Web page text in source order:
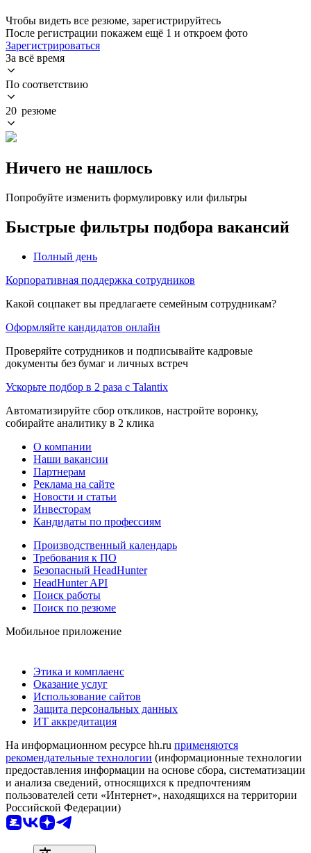
Чтобы видеть все резюме, зарегистрируйтесь
После регистрации покажем ещё 1 и откроем фото
Зарегистрироваться
За всё время
По соответствию
20 резюме
Ничего не нашлось
Попробуйте изменить формулировку или фильтры
Быстрые фильтры подбора вакансий
Полный день
Корпоративная поддержка сотрудников
Какой соцпакет вы предлагаете семейным сотрудникам?
Оформляйте кандидатов онлайн
Проверяйте сотрудников и подписывайте кадровые
документы без бумаг и личных встреч
Ускорьте подбор в 2 раза с Talantix
Автоматизируйте сбор откликов, настройте воронку,
собирайте аналитику в 2 клика
О компании
Наши вакансии
Партнерам
Реклама на сайте
Новости и статьи
Инвесторам
Кандидаты по профессиям
Производственный календарь
Требования к ПО
Безопасный HeadHunter
HeadHunter API
Поиск работы
Поиск по резюме
Мобильное приложение
Этика и комплаенс
Оказание услуг
Использование сайтов
Защита персональных данных
ИТ аккредитация
На информационном ресурсе hh.ru применяются
рекомендательные технологии (информационные технологии
предоставления информации на основе сбора, систематизации
и анализа сведений, относящихся к предпочтениям
пользователей сети «Интернет», находящихся на территории
Российской Федерации)